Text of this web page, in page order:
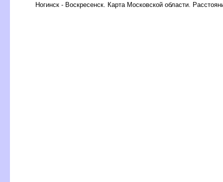
Ногинск - Воскресенск. Карта Московской области.